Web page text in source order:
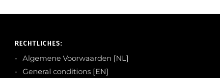
RECHTLICHES:
Algemene Voorwaarden [NL]
General conditions [EN]